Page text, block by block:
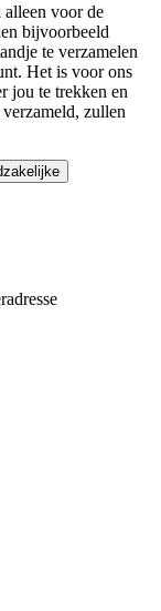
voor de
bijvoorbeeld
te verzamelen
Het is voor ons
jou te trekken en
zullen